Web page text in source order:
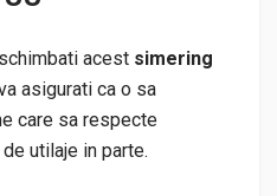
acest simering
asigurati ca o sa
care sa respecte
utilaje in parte.